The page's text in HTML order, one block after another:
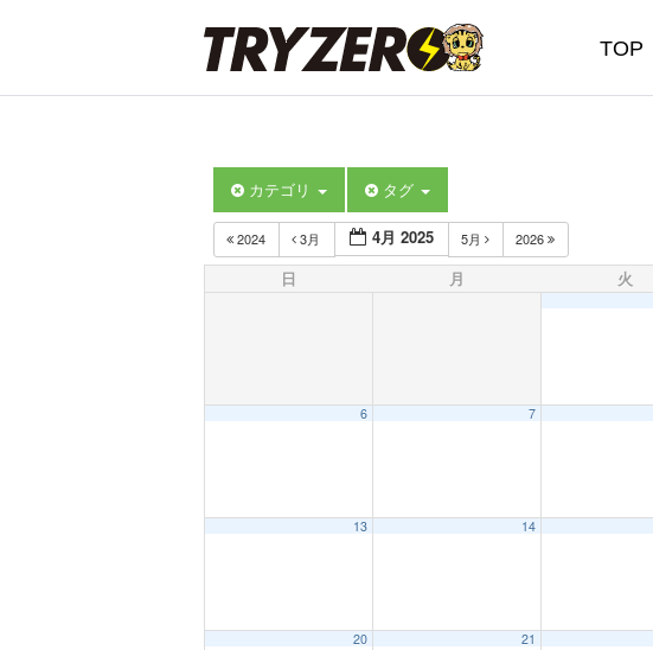
TOP
カテゴリ タグ
2024 3月 4月 2025 5月 2026
日 月 火
6 7
13 14
20 21